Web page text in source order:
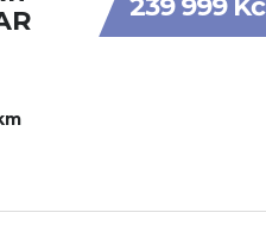
239 999 Kč